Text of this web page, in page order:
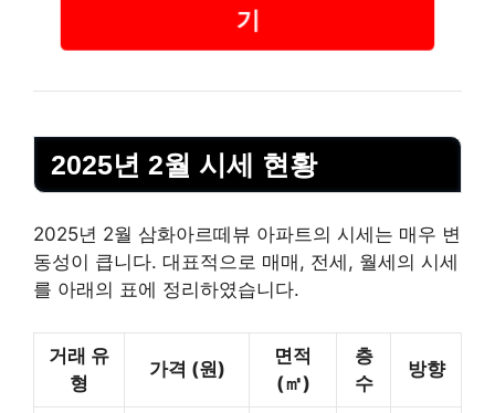
기
2025년 2월 시세 현황
2025년 2월 삼화아르떼뷰 아파트의 시세는 매우 변
동성이 큽니다. 대표적으로 매매, 전세, 월세의 시세
를 아래의 표에 정리하였습니다.
거래 유
형
가격 (원)
면적
(㎡)
층
수
방향